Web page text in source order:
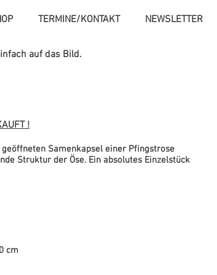
TERMINE/KONTAKT NEWSLETTER
auf das Bild.
!
Samenkapsel einer Pfingstrose
Struktur der Öse. Ein absolutes Einzelstück
cm